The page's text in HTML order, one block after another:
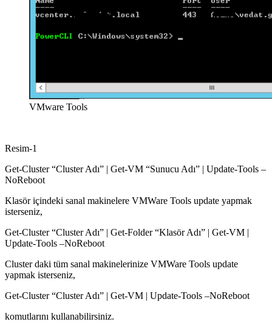
VMware Tools
Resim-1
Get-Cluster “Cluster Adı” | Get-VM “Sunucu Adı” | Update-Tools –
NoReboot
Klasör içindeki sanal makinelere VMWare Tools update yapmak
isterseniz,
Get-Cluster “Cluster Adı” | Get-Folder “Klasör Adı” | Get-VM |
Update-Tools –NoReboot
Cluster daki tüm sanal makinelerinize VMWare Tools update
yapmak isterseniz,
Get-Cluster “Cluster Adı” | Get-VM | Update-Tools –NoReboot
komutlarını kullanabilirsiniz.